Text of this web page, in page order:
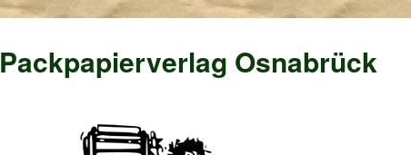
Packpapierverlag Osnabrück